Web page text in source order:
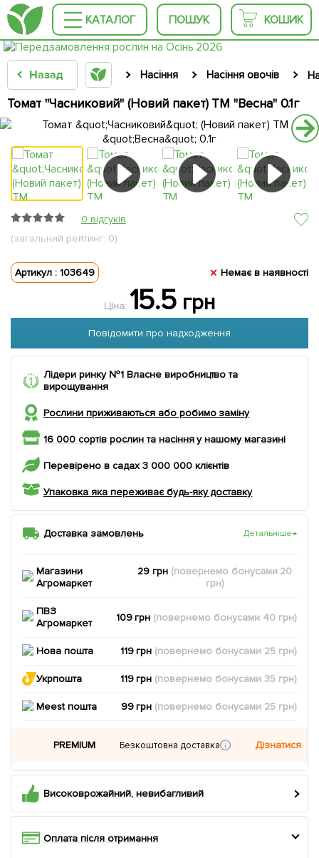
КАТАЛОГ ПОШУК КОШИК
Назад Насіння Насіння овочів
Томат "Часниковий" (Новий пакет) ТМ "Весна" 0.1г
0 відгуків
(загальний рейтинг: 0)
Артикул : 103649 Немає в наявності
Ціна: 15.5 грн
Повідомити про надходження
Лідери ринку №1 Власне виробництво та
вирощування
Рослини приживаються або робимо заміну
16 000 сортів рослин та насіння у нашому магазині
Перевірено в садах 3 000 000 клієнтів
Упаковка яка переживає будь-яку доставку
Доставка замовлень Детальніше→
Магазини
Агромаркет
29 грн (повернемобонусами 20
грн)
ПВЗ
Агромаркет
109 грн (повернемо бонусами 40 грн)
Нова пошта 119 грн (повернемо бонусами 25 грн)
Укрпошта 119 грн (повернемо бонусами35 грн)
Meest пошта 99 грн (повернемо бонусами 25 грн)
PREMIUM Безкоштовна доставка Дізнатися
Високоврожайний, невибагливий
Оплата після отримання